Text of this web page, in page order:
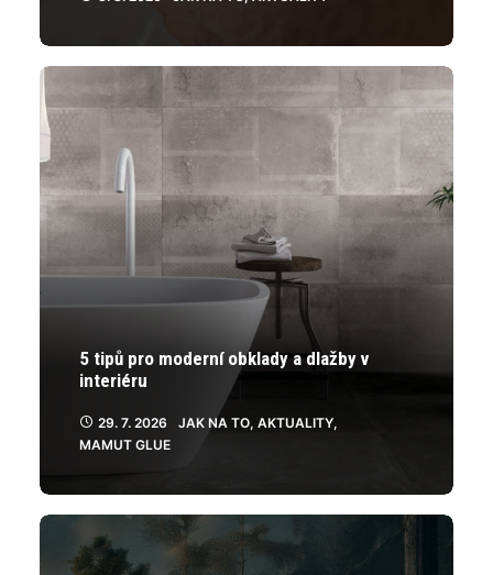
5 tipů pro moderní obklady a dlažby v
interiéru
29. 7. 2026 JAK NA TO, AKTUALITY,
MAMUT GLUE